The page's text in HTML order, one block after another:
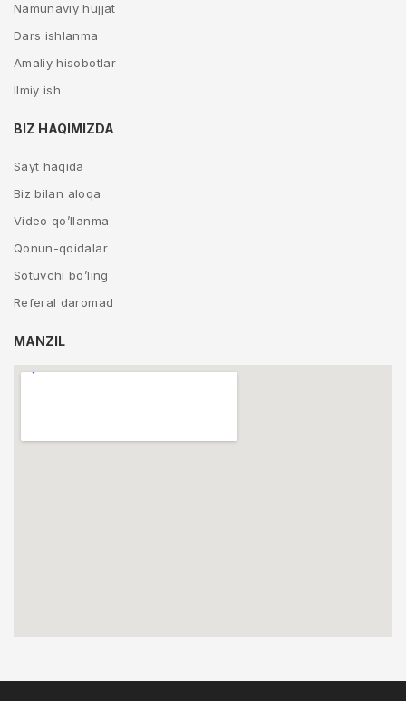
Namunaviy hujjat
Dars ishlanma
Amaliy hisobotlar
Ilmiy ish
BIZ HAQIMIZDA
Sayt haqida
Biz bilan aloqa
Video qo’llanma
Qonun-qoidalar
Sotuvchi bo’ling
Referal daromad
MANZIL